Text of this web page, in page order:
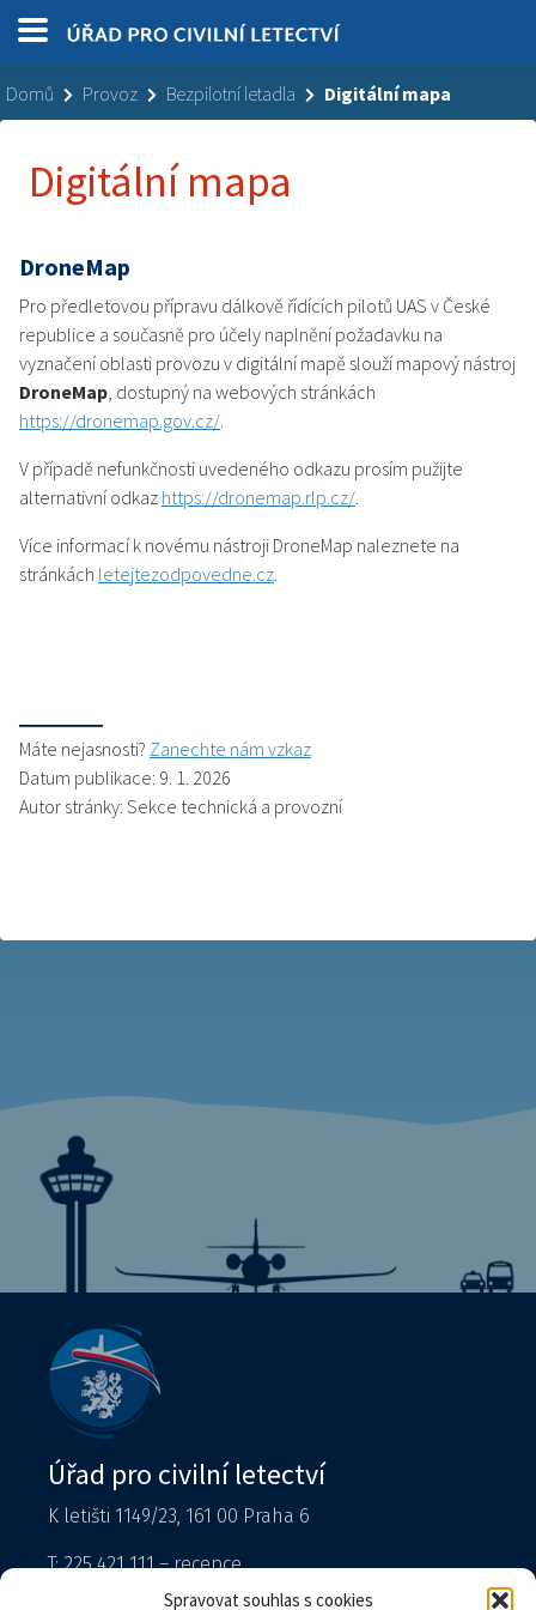
Spravovat souhlas s cookies
Domů Provoz Bezpilotní letadla Digitální mapa
Digitální mapa
DroneMap
Pro předletovou přípravu dálkově řídících pilotů UAS v České
republice a současně pro účely naplnění požadavku na
vyznačení oblasti provozu v digitální mapě slouží mapový nástroj
DroneMap, dostupný na webových stránkách
https://dronemap.gov.cz/.
V případě nefunkčnosti uvedeného odkazu prosím pužijte
alternativní odkaz https://dronemap.rlp.cz/.
Více informací k novému nástroji DroneMap naleznete na
stránkách letejtezodpovedne.cz.
Máte nejasnosti? Zanechte nám vzkaz
Datum publikace: 9. 1. 2026
Autor stránky: Sekce technická a provozní
Úřad pro civilní letectví
K letišti 1149/23, 161 00 Praha 6
T: 225 421 111 – recepce